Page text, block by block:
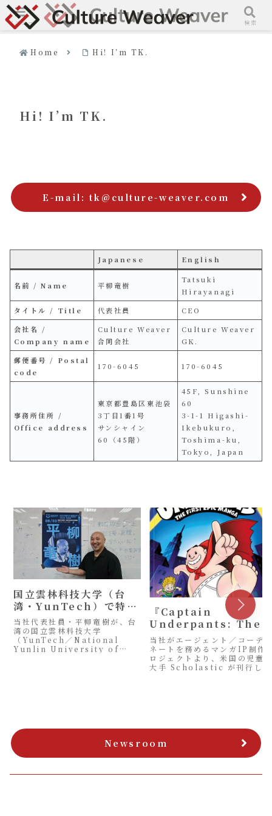
Home Hi! I’m TK.
Hi! I’m TK.
E-mail: tk@culture-weaver.com
Japanese English
名前 / Name 平柳竜樹
Tatsuki
Hirayanagi
タイトル / Title
代表社員
CEO
会社名 /
Company name
Culture Weaver
合同会社
Culture Weaver
GK.
郵便番号 / Postal
code
170-6045 170-6045
事務所住所 /
Office address
東京都豊島区東池袋
3丁目1番1号
サンシャイン
60（45階）
45F, Sunshine
60
3-1-1 Higashi-
Ikebukuro,
Toshima-ku,
Tokyo, Japan
国立雲林科技大学（台
湾・YunTech）で特別
講義を実施
当社代表社員・平柳竜樹が、台
湾の国立雲林科技大学
（YunTech／National
Yunlin University of
『Captain
Underpants: The
First Epic
Manga』、ニューヨー
ク・タイムズ ベストセ
ラー第3位にランクイン
当社がエージェント／コーデ
ネートを務めるマンガIP制作
ロジェクトより、米国の児童
大手 Scholastic が刊行した
Newsroom
メニュー 検索